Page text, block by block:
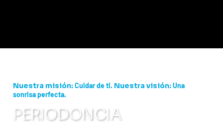
Nuestra misión:Cuidar de ti. Nuestra visión:Una
sonrisa perfecta.
PERIODONCIA